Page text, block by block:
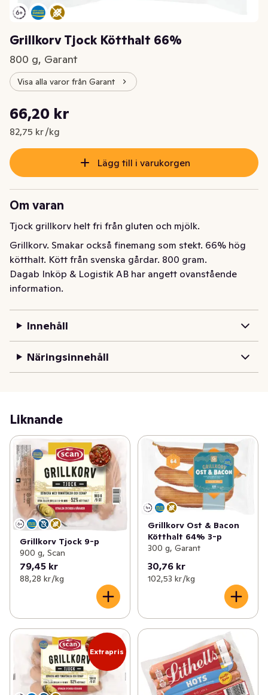
Grillkorv Tjock Kötthalt 66%
800 g, Garant
Visa alla varor från Garant
Nuvarande pris är: 66,20 kr
66,20 kr
82,75 kr /kg
Styckpris: 82,75 kr /kg
Lägg till i varukorgen
Om varan
Tjock grillkorv helt fri från gluten och mjölk.
Grillkorv. Smakar också finemang som stekt. 66% hög
kötthalt. Kött från svenska gårdar. 800 gram.
Dagab Inköp & Logistik AB har angett ovanstående
information.
Innehåll
Näringsinnehåll
Liknande
Grillkorv Tjock 9-p
900 g, Scan
79,45 kr
88,28 kr /kg
Grillkorv Ost & Bacon
Kötthalt 64% 3-p
300 g, Garant
30,76 kr
102,53 kr /kg
Extrapris